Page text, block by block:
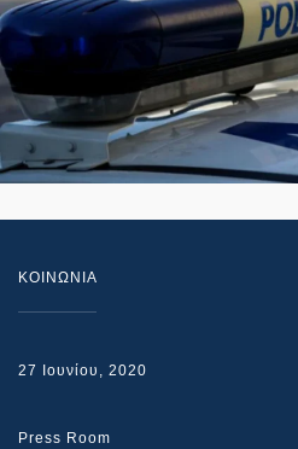
ΚΟΙΝΩΝΙΑ
27 Ιουνίου, 2020
Press Room